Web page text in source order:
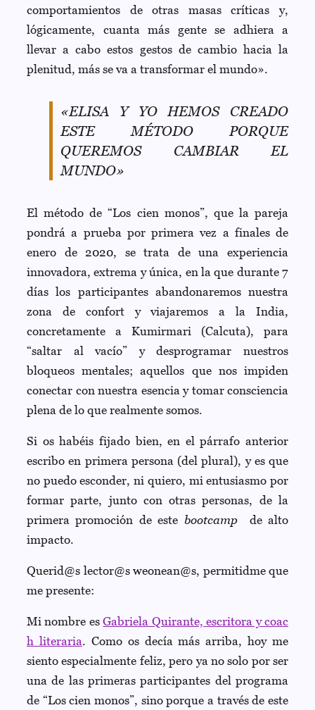
comportamientos de otras masas críticas y,
lógicamente, cuanta más gente se adhiera a
llevar a cabo estos gestos de cambio hacia la
plenitud, más se va a transformar el mundo».
«ELISA Y YO HEMOS CREADO
ESTE MÉTODO PORQUE
QUEREMOS CAMBIAR EL
MUNDO»
El método de “Los cien monos”, que la pareja
pondrá a prueba por primera vez a finales de
enero de 2020, se trata de una experiencia
innovadora, extrema y única, en la que durante 7
días los participantes abandonaremos nuestra
zona de confort y viajaremos a la India,
concretamente a Kumirmari (Calcuta), para
“saltar al vacío” y desprogramar nuestros
bloqueos mentales; aquellos que nos impiden
conectar con nuestra esencia y tomar consciencia
plena de lo que realmente somos.
Si os habéis fijado bien, en el párrafo anterior
escribo en primera persona (del plural), y es que
no puedo esconder, ni quiero, mi entusiasmo por
formar parte, junto con otras personas, de la
primera promoción de este bootcamp
de alto
impacto.
Querid@s lector@s weonean@s, permitidme que
me presente:
Mi nombre esGabriela Quirante, escritora y coac
h literaria. Como os decía más arriba, hoy me
siento especialmente feliz, pero ya no solo por ser
una de las primeras participantes del programa
de “Los cien monos”, sino porque a través de este